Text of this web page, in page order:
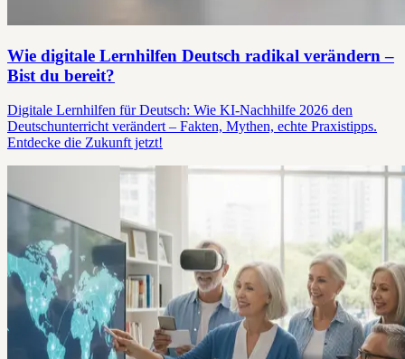
Wie digitale Lernhilfen Deutsch radikal verändern –
Bist du bereit?
Digitale Lernhilfen für Deutsch: Wie KI-Nachhilfe 2026 den
Deutschunterricht verändert – Fakten, Mythen, echte Praxistipps.
Entdecke die Zukunft jetzt!